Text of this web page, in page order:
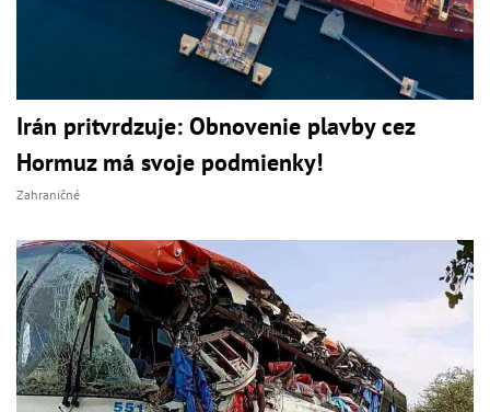
Irán pritvrdzuje: Obnovenie plavby cez
Hormuz má svoje podmienky!
Zahraničné